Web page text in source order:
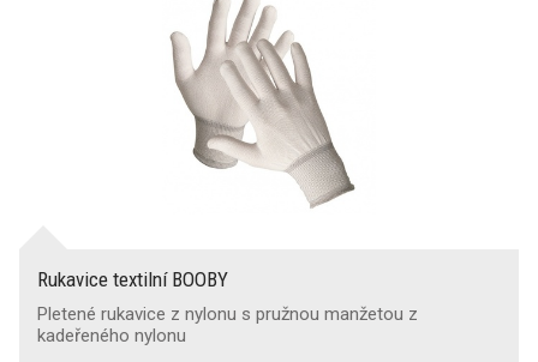
Rukavice textilní BOOBY
Pletené rukavice z nylonu s pružnou manžetou z
kadeřeného nylonu